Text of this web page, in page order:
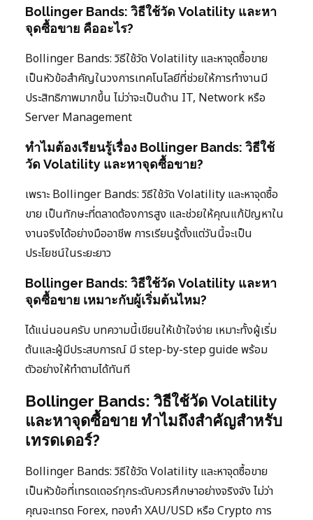
Bollinger Bands: วิธีใช้วัด Volatility และหา
จุดซื้อขาย คืออะไร?
Bollinger Bands: วิธีใช้วัด Volatility และหาจุดซื้อขาย
เป็นหัวข้อสำคัญในวงการเทคโนโลยีที่ช่วยให้การทำงานมี
ประสิทธิภาพมากขึ้น ไม่ว่าจะเป็นด้าน IT, Network หรือ
Server Management
ทำไมต้องเรียนรู้เรื่อง Bollinger Bands: วิธีใช้
วัด Volatility และหาจุดซื้อขาย?
เพราะ Bollinger Bands: วิธีใช้วัด Volatility และหาจุดซื้อ
ขาย เป็นทักษะที่ตลาดต้องการสูง และช่วยให้คุณแก้ปัญหาใน
งานจริงได้อย่างมืออาชีพ การเรียนรู้ตั้งแต่วันนี้จะเป็น
ประโยชน์ในระยะยาว
Bollinger Bands: วิธีใช้วัด Volatility และหา
จุดซื้อขาย เหมาะกับผู้เริ่มต้นไหม?
ได้แน่นอนครับ บทความนี้เขียนให้เข้าใจง่าย เหมาะทั้งผู้เริ่ม
ต้นและผู้มีประสบการณ์ มี step-by-step guide พร้อม
ตัวอย่างให้ทำตามได้ทันที
Bollinger Bands: วิธีใช้วัด Volatility
และหาจุดซื้อขาย ทำไมถึงสำคัญสำหรับ
เทรดเดอร์?
Bollinger Bands: วิธีใช้วัด Volatility และหาจุดซื้อขาย
เป็นหัวข้อที่เทรดเดอร์ทุกระดับควรศึกษาอย่างจริงจัง ไม่ว่า
คุณจะเทรด Forex, ทองคำ XAU/USD หรือ Crypto การ